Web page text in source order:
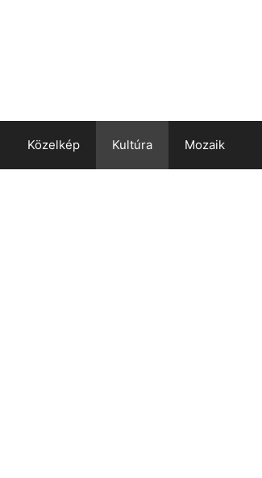
Közelkép Kultúra Mozaik